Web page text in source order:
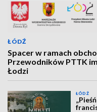
ŁÓDŹ
Spacer w ramach
Przewodników PTTK
Łodzi
ŁÓDŹ